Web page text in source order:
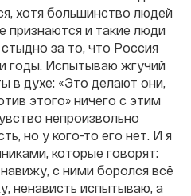
хотя большинство людей
признаются и такие люди
за то, что Россия
годы. Испытываю жгучий
в духе: «Это делают они,
этого» ничего с этим
непроизвольно
но у кого-то его нет. И я
которые говорят:
с ними боролся всё
ненависть испытываю, а